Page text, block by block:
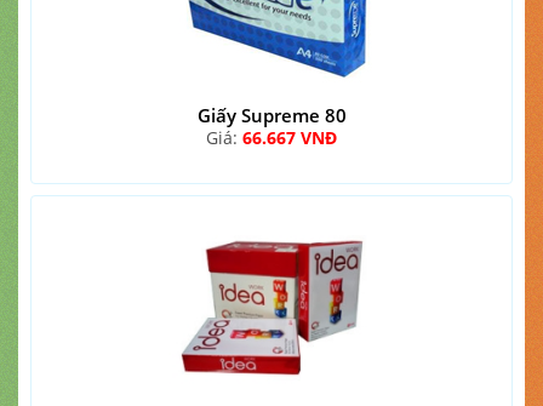
Giấy Supreme 80
Giá: 66.667 VNĐ